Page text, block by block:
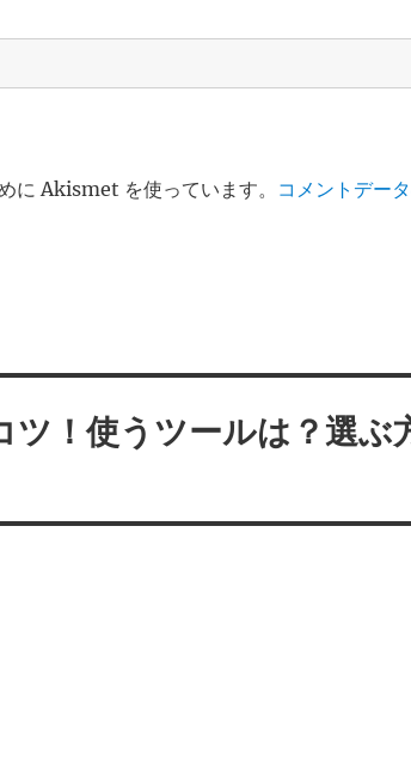
に Akismet を使っています。 コメントデー
ツ！使うツールは？選ぶ